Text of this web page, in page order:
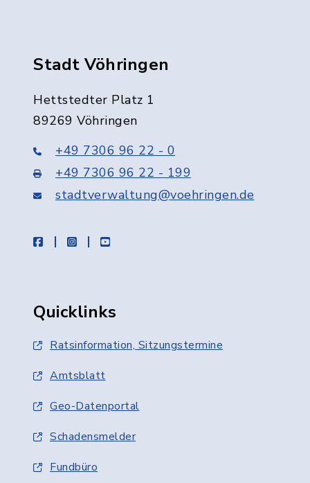
Stadt Vöhringen
Hettstedter Platz 1
89269 Vöhringen
+49 7306 96 22 - 0
+49 7306 96 22 - 199
stadtverwaltung@voehringen.de
facebookinstagramyoutube
Quicklinks
Ratsinformation, Sitzungstermine
Amtsblatt
Geo-Datenportal
Schadensmelder
Fundbüro